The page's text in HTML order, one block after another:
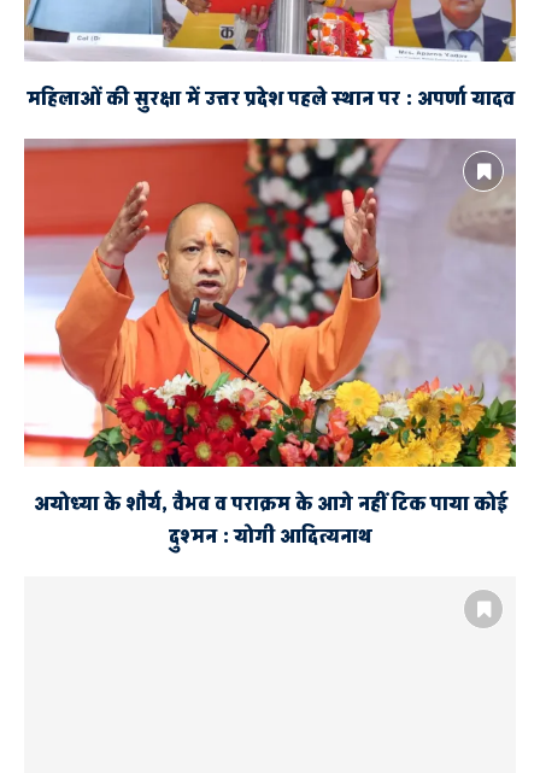
महिलाओं की सुरक्षा में उत्तर प्रदेश पहले स्थान पर : अपर्णा यादव
अयोध्या के शौर्य, वैभव व पराक्रम के आगे नहीं टिक पाया कोई
दुश्मन : योगी आदित्यनाथ